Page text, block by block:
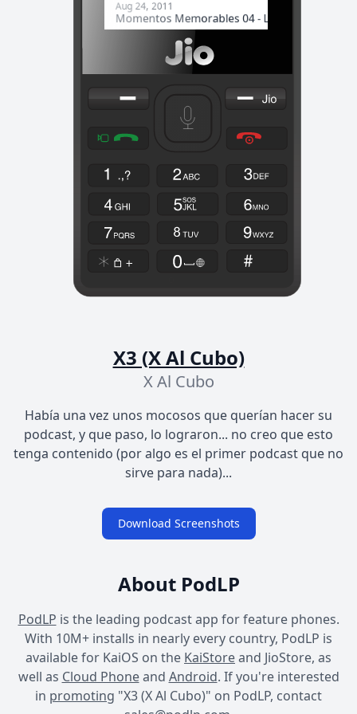
X3 (X Al Cubo)
X Al Cubo
Había una vez unos mocosos que querían hacer su
podcast, y que paso, lo lograron... no creo que esto
tenga contenido (por algo es el primer podcast que no
sirve para nada)...
Download Screenshots
About PodLP
PodLP is the leading podcast app for feature phones.
With 10M+ installs in nearly every country, PodLP is
available for KaiOS on the KaiStoreand JioStore, as
well as Cloud Phoneand Android. If you're interested
in promoting "X3 (X Al Cubo)" on PodLP, contact